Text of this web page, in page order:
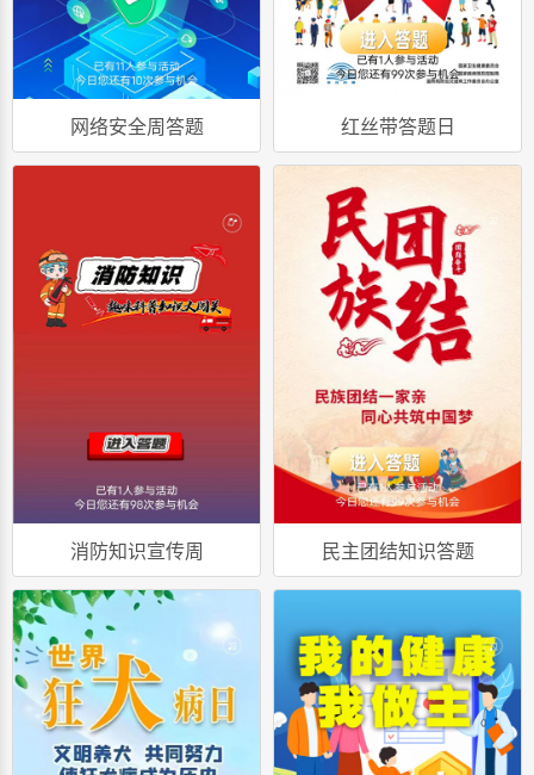
网络安全周答题 红丝带答题日
消防知识宣传周 民主团结知识答题